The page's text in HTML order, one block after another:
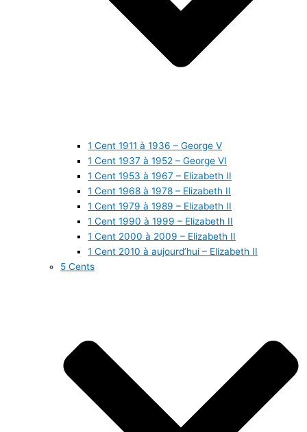
1 Cent 1911 à 1936 – George V
1 Cent 1937 à 1952 – George VI
1 Cent 1953 à 1967 – Elizabeth II
1 Cent 1968 à 1978 – Elizabeth II
1 Cent 1979 à 1989 – Elizabeth II
1 Cent 1990 à 1999 – Elizabeth II
1 Cent 2000 à 2009 – Elizabeth II
1 Cent 2010 à aujourd’hui – Elizabeth II
5 Cents